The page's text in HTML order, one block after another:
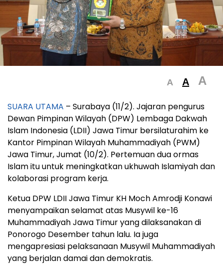
A A A
SUARA UTAMA – Surabaya (11/2). Jajaran pengurus
Dewan Pimpinan Wilayah (DPW) Lembaga Dakwah
Islam Indonesia (LDII) Jawa Timur bersilaturahim ke
Kantor Pimpinan Wilayah Muhammadiyah (PWM)
Jawa Timur, Jumat (10/2). Pertemuan dua ormas
Islam itu untuk meningkatkan ukhuwah Islamiyah dan
kolaborasi program kerja.
Ketua DPW LDII Jawa Timur KH Moch Amrodji Konawi
menyampaikan selamat atas Musywil ke-16
Muhammadiyah Jawa Timur yang dilaksanakan di
Ponorogo Desember tahun lalu. Ia juga
mengapresiasi pelaksanaan Musywil Muhammadiyah
yang berjalan damai dan demokratis.